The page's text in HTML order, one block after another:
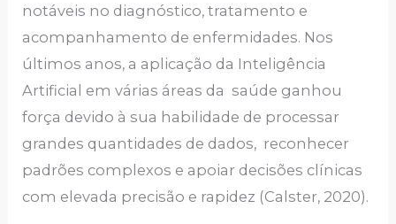
notáveis no diagnóstico, tratamento e
acompanhamento de enfermidades. Nos
últimos anos, a aplicação da Inteligência
Artificial em várias áreas da saúde ganhou
força devido à sua habilidade de processar
grandes quantidades de dados, reconhecer
padrões complexos e apoiar decisões clínicas
com elevada precisão e rapidez (Calster, 2020).